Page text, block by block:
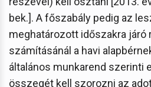
bek.]. A főszabály pedig az
meghatározott időszakra járó
számításánál a havi
általános munkarend szerinti
összegét kell szorozni az